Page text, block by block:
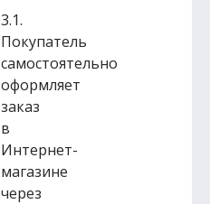
3.1.
Покупатель
самостоятельно
оформляет
заказ
в
Интернет-
магазине
через